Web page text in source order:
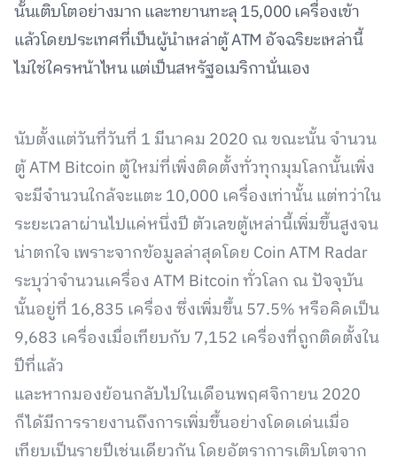
นั้นเติบโตอย่างมาก และทยานทะลุ 15,000 เครื่องเข้า
แล้วโดยประเทศที่เป็นผู้นำเหล่าตู้ ATM อัจฉริยะเหล่านี้
ไม่ใช่ใครหน้าไหน แต่เป็นสหรัฐอเมริกานั่นเอง
นับตั้งแต่วันที่วันที่ 1 มีนาคม 2020 ณ ขณะนั้น จำนวน
ตู้ ATM Bitcoin ตู้ใหม่ที่เพิ่งติดตั้งทั่วทุกมุมโลกนั้นเพิ่ง
จะมีจำนวนใกล้จะแตะ 10,000 เครื่องเท่านั้น แต่ทว่าใน
ระยะเวลาผ่านไปแค่หนึ่งปี ตัวเลขตู้เหล่านี้เพิ่มขึ้นสูงจน
น่าตกใจ เพราะจากข้อมูลล่าสุดโดย Coin ATM Radar
ระบุว่าจำนวนเครื่อง ATM Bitcoin ทั่วโลก ณ ปัจจุบัน
นั้นอยู่ที่ 16,835 เครื่อง ซึ่งเพิ่มขึ้น 57.5% หรือคิดเป็น
9,683 เครื่องเมื่อเทียบกับ 7,152 เครื่องที่ถูกติดตั้งใน
ปีที่แล้ว
และหากมองย้อนกลับไปในเดือนพฤศจิกายน 2020
ก็ได้มีการรายงานถึงการเพิ่มขึ้นอย่างโดดเด่นเมื่อ
เทียบเป็นรายปีเช่นเดียวกัน โดยอัตราการเติบโตจาก